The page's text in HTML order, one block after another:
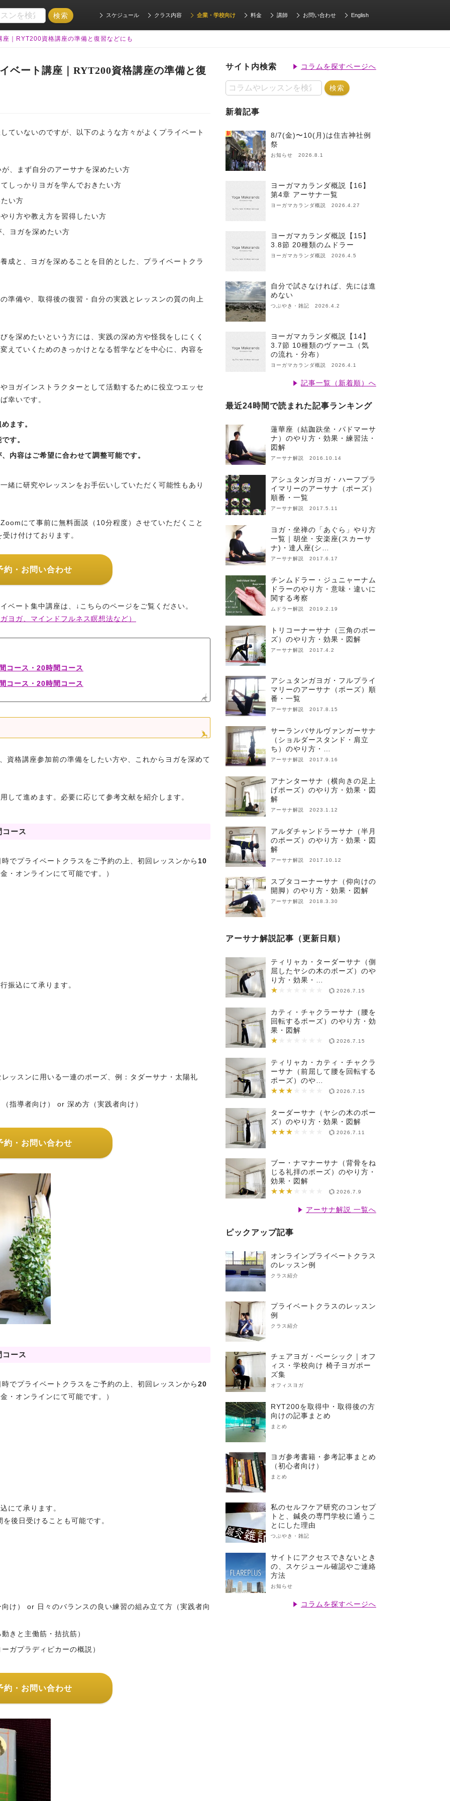
スケジュール クラス内容 企業・学校向け 料金 講師 お問い合わせ English
｜RYT200資格講座の準備と復習などにも
ベート講座｜RYT200資格講座の準備と復
ていないのですが、以下のような方々がよくプライベート
、まず自分のアーサナを深めたい方
しっかりヨガを学んでおきたい方
い方
り方や教え方を習得したい方
ヨガを深めたい方
成と、ヨガを深めることを目的とした、プライベートクラ
準備や、取得後の復習・自分の実践とレッスンの質の向上
を深めたいという方には、実践の深め方や怪我をしにくく
えていくためのきっかけとなる哲学などを中心に、内容を
ヨガインストラクターとして活動するために役立つエッセ
幸いです。
ます。
す。
内容はご希望に合わせて調整可能です。
緒に研究やレッスンをお手伝いしていただく可能性もあり
にて事前に無料面談（10分程度）させていただくこと
け付けております。
約・お問い合わせ
ベート集中講座は、↓こちらのページをご覧ください。
ヨガ、マインドフルネス瞑想法など）
コース・20時間コース
コース・20時間コース
資格講座参加前の準備をしたい方や、これからヨガを深めて
して進めます。必要に応じて参考文献を紹介します。
ース
でプライベートクラスをご予約の上、初回レッスンから 10
・オンラインにて可能です。）
振込にて承ります。
ッスンに用いる一連のポーズ、例：タダーサナ・太陽礼
指導者向け） or 深め方（実践者向け）
約・お問い合わせ
ース
でプライベートクラスをご予約の上、初回レッスンから20
・オンラインにて可能です。）
にて承ります。
後日受けることも可能です。
け） or 日々のバランスの良い練習の組み立て方（実践者向
きと主働筋・拮抗筋）
ガプラディピカーの概説）
約・お問い合わせ
サイト内検索 コラムを探すページへ
新着記事
新
8/7(金)〜10(月)は住吉神社例
祭
お知らせ 2026.8.1
ヨーガマカランダ概説【16】
第4章 アーサナ一覧
ヨーガマカランダ概説 2026.4.27
ヨーガマカランダ概説【15】
3.8節 20種類のムドラー
ヨーガマカランダ概説 2026.4.5
自分で試さなければ、先には進
めない
つぶやき・雑記 2026.4.2
ヨーガマカランダ概説【14】
3.7節 10種類のヴァーユ（気
の流れ・分布）
ヨーガマカランダ概説 2026.4.1
記事一覧（新着順）へ
最近24時間で読まれた記事ランキング
蓮華座（結跏趺坐・パドマーサ
ナ）のやり方・効果・練習法・
図解
アーサナ解説 2016.10.14
アシュタンガヨガ・ハーフプラ
イマリーのアーサナ（ポーズ）
順番・一覧
アーサナ解説 2017.5.11
ヨガ・坐禅の「あぐら」やり方
一覧｜胡坐・安楽座(スカーサ
ナ)・達人座(シ…
アーサナ解説 2017.6.17
チンムドラー・ジュニャーナム
ドラーのやり方・意味・違いに
関する考察
ムドラー解説 2019.2.19
トリコーナーサナ（三角のポー
ズ）のやり方・効果・図解
アーサナ解説 2017.4.2
アシュタンガヨガ・フルプライ
マリーのアーサナ（ポーズ）順
番・一覧
アーサナ解説 2017.8.15
サーランバサルヴァンガーサナ
（ショルダースタンド・肩立
ち）のやり方・…
アーサナ解説 2017.9.16
アナンターサナ（横向きの足上
げポーズ）のやり方・効果・図
解
アーサナ解説 2023.1.12
アルダチャンドラーサナ（半月
のポーズ）のやり方・効果・図
解
アーサナ解説 2017.10.12
スプタコーナーサナ（仰向けの
開脚）のやり方・効果・図解
アーサナ解説 2018.3.30
アーサナ解説記事（更新日順）
ティリャカ・ターダーサナ（側
屈したヤシの木のポーズ）のや
り方・効果・…
★
★★★★★★★ 2026.7.15
カティ・チャクラーサナ（腰を
回転するポーズ）のやり方・効
果・図解
★
★★★★★★★ 2026.7.15
ティリャカ・カティ・チャクラ
ーサナ（前屈して腰を回転する
ポーズ）のや…
★★★
★★★★★★★ 2026.7.15
ターダーサナ（ヤシの木のポー
ズ）のやり方・効果・図解
★★★
★★★★★★★ 2026.7.11
ブー・ナマナーサナ（背骨をね
じる礼拝のポーズ）のやり方・
効果・図解
★★★
★★★★★★★ 2026.7.9
アーサナ解説 一覧へ
ピックアップ記事
オンラインプライベートクラス
のレッスン例
クラス紹介
プライベートクラスのレッスン
例
クラス紹介
チェアヨガ・ベーシック｜オフ
ィス・学校向け 椅子ヨガポー
ズ集
オフィスヨガ
RYT200を取得中・取得後の方
向けの記事まとめ
まとめ
ヨガ参考書籍・参考記事まとめ
（初心者向け）
まとめ
私のセルフケア研究のコンセプ
トと、鍼灸の専門学校に通うこ
とにした理由
つぶやき・雑記
サイトにアクセスできないとき
の、スケジュール確認やご連絡
方法
お知らせ
コラムを探すページへ